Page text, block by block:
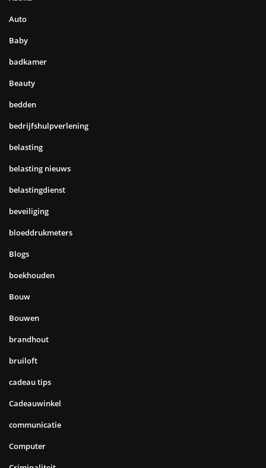
Auto
Baby
badkamer
Beauty
bedden
bedrijfshulpverlening
belasting
belasting nieuws
belastingdienst
beveiliging
bloeddrukmeters
Blogs
boekhouden
Bouw
Bouwen
brandhout
bruiloft
cadeau tips
Cadeauwinkel
communicatie
Computer